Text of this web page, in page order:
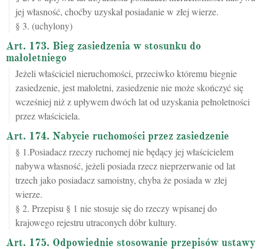
jej własność, choćby uzyskał posiadanie w złej wierze.
§ 3. (uchylony)
Art. 173. Bieg zasiedzenia w stosunku do
małoletniego
Jeżeli właściciel nieruchomości, przeciwko któremu biegnie
zasiedzenie, jest małoletni, zasiedzenie nie może skończyć się
wcześniej niż z upływem dwóch lat od uzyskania pełnoletności
przez właściciela.
Art. 174. Nabycie ruchomości przez zasiedzenie
§ 1.Posiadacz rzeczy ruchomej nie będący jej właścicielem
nabywa własność, jeżeli posiada rzecz nieprzerwanie od lat
trzech jako posiadacz samoistny, chyba że posiada w złej
wierze.
§ 2. Przepisu § 1 nie stosuje się do rzeczy wpisanej do
krajowego rejestru utraconych dóbr kultury.
Art. 175. Odpowiednie stosowanie przepisów ustawy